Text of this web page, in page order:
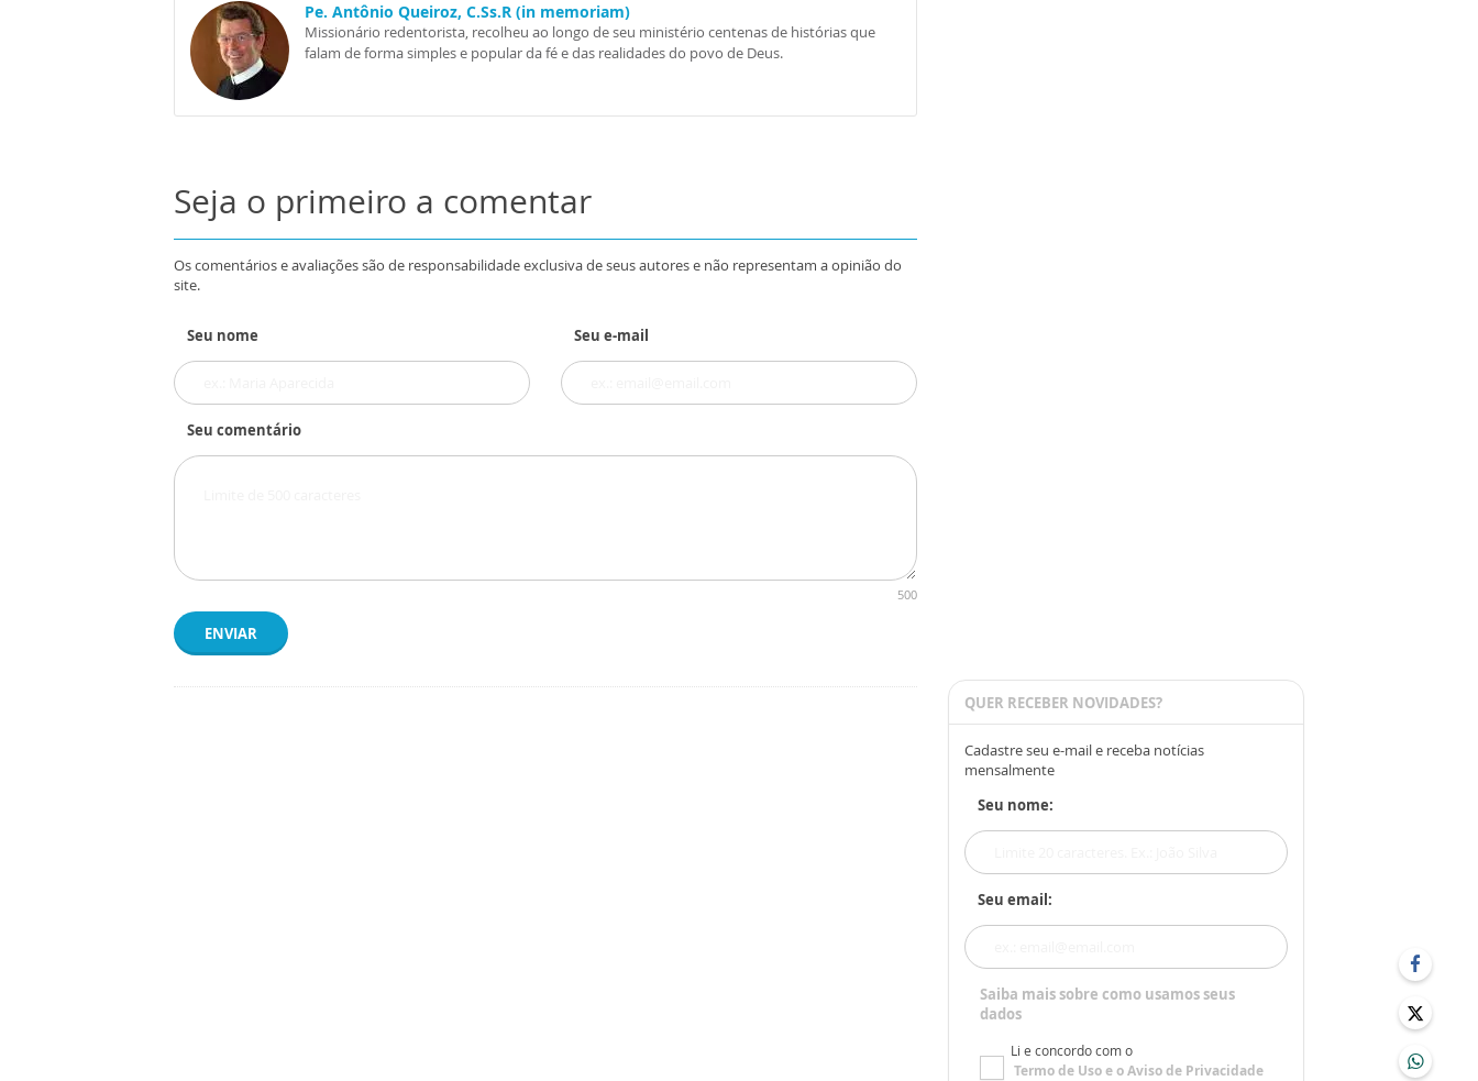
Pe. Antônio Queiroz, C.Ss.R (in memoriam)
Missionário redentorista, recolheu ao longo de seu ministério centenas de histórias que
falam de forma simples e popular da fé e das realidades do povo de Deus.
Seja o primeiro a comentar
Os comentários e avaliações são de responsabilidade exclusiva de seus autores e não representam a opinião do
site.
Seu nome Seu e-mail
Seu comentário
500
ENVIAR
QUER RECEBER NOVIDADES?
Cadastre seu e-mail e receba notícias
mensalmente
Seu nome:
Seu email:
Saiba mais sobre como usamos seus
dados
Li e concordo com o
Termo de Usoe oAviso de Privacidade